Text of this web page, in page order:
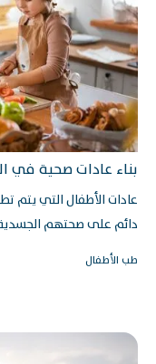
بناء عادات صحية في
عادات الأطفال التي يتم
دائم على صحتهم
طب الأطفال